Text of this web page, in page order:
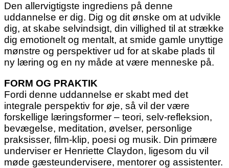
Den allervigtigste ingrediens på denne
uddannelse er dig. Dig og dit ønske om at udvikle
dig, at skabe selvindsigt, din villighed til at strække
dig emotionelt og mentalt, at smide gamle unyttige
mønstre og perspektiver ud for at skabe plads til
ny læring og en ny måde at være menneske på.
FORM OG PRAKTIK
Fordi denne uddannelse er skabt med det
integrale perspektiv for øje, så vil der være
forskellige læringsformer – teori, selv-refleksion,
bevægelse, meditation, øvelser, personlige
praksisser, film-klip, poesi og musik. Din primære
underviser er Henriette Claydon, ligesom du vil
møde gæsteundervisere, mentorer og assistenter.